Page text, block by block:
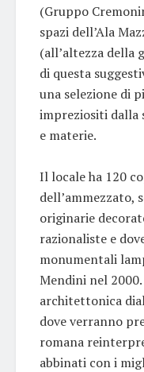
(Gruppo
spazi dell’Ala
(all’altezza della
di questa
una selezione di
impreziositi dalla
e materie.
Il locale ha 120
dell’ammezzato,
originarie
razionaliste e
monumentali
Mendini nel
architettonica
dove verranno
romana
abbinati con i